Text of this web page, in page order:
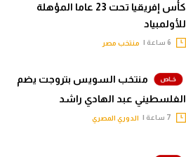
كأس إفريقيا تحت 23 عاما المؤهلة
للأولمبياد
منتخب مصر
منتخب السويس بتروجت يضم
الفلسطيني عبد الهادي راشد
الدوري المصري